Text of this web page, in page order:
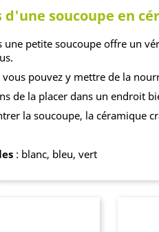
d'une soucoupe en
une petite soucoupe offre un
vous pouvez y mettre de la
de la placer dans un endroit
la soucoupe, la céramique
: blanc, bleu, vert